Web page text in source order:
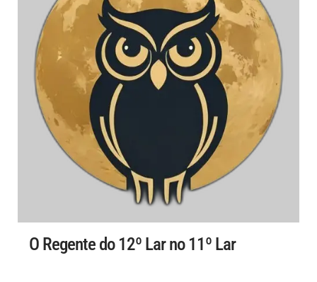
O Regente do 12º Lar no 11º Lar